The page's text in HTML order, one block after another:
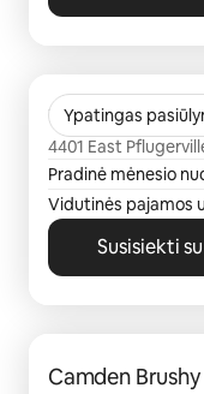
Ypatingas
Tacara Weiss
4401 East
Pradinė mėnesio
Vidutinės pajamos
Susisiekti
Camden